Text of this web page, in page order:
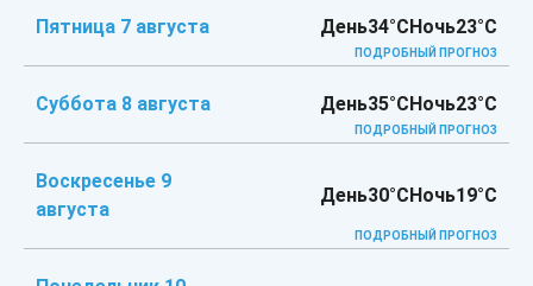
Пятница 7 августа День34°CНочь23°C
ПОДРОБНЫЙ ПРОГНОЗ
Суббота 8 августа День35°CНочь23°C
ПОДРОБНЫЙ ПРОГНОЗ
Воскресенье 9
августа
День30°CНочь19°C
ПОДРОБНЫЙ ПРОГНОЗ